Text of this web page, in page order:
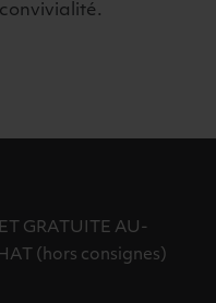
GRATUITE AU-
(hors consignes)